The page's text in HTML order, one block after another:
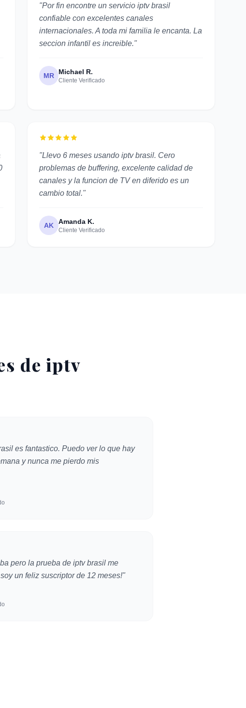
"Por fin encontre un servicio iptv brasil
confiable con excelentes canales
internacionales. A toda mi familia le encanta. La
seccion infantil es increible."
MR Michael R.
Cliente Verificado
"Llevo 6 meses usando iptv brasil. Cero
problemas de buffering, excelente calidad de
canales y la funcion de TV en diferido es un
cambio total."
AK Amanda K.
Cliente Verificado
de iptv
es fantastico. Puedo ver lo que hay
y nunca me pierdo mis
pero la prueba de iptv brasil me
un feliz suscriptor de 12 meses!"